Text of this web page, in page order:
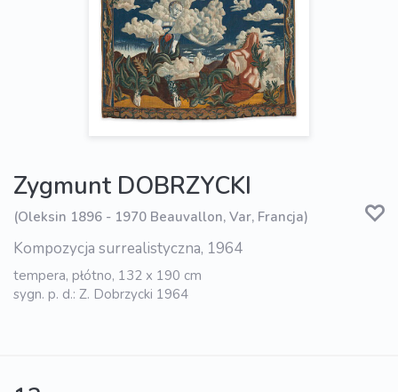
Zygmunt DOBRZYCKI
(Oleksin 1896 - 1970 Beauvallon, Var, Francja)
Kompozycja surrealistyczna, 1964
tempera, płótno, 132 x 190 cm
sygn. p. d.: Z. Dobrzycki 1964